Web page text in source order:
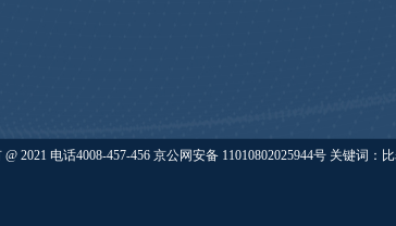
@ 2021 电话4008-457-456 京公网安备 11010802025944号 关键